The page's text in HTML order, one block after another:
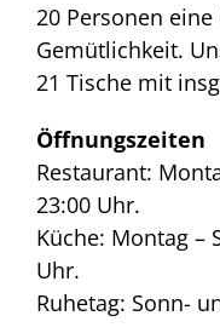
20 Personen
Gemütlichkeit.
21 Tische mit
Öffnungszeiten
Restaurant:
23:00 Uhr.
Küche: Montag –
Uhr.
Ruhetag: Sonn-